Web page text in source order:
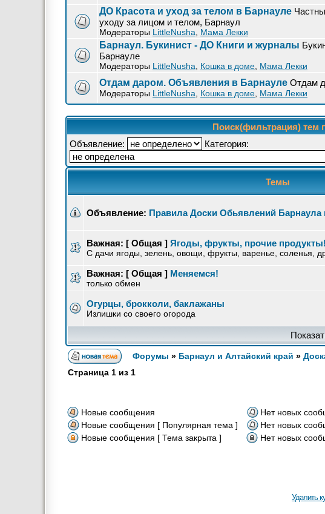
ДО Красота и уход за телом в Барнауле
уходу за лицом и телом, Барнаул
Модераторы LittleNusha Мама Лекки
Барнаул. Букинист - ДО Книги и журналы
Барнауле
Модераторы LittleNusha Кошка в доме Мама Лекки
Отдам даром. Объявления в Барнауле Отдам
Модераторы LittleNusha Кошка в доме Мама Лекки
Поиск(фильтрация) тем
Объявление:
Категория:
Темы
Объявление: Правила Доски Обьявлений
Важная: [ Общая ] Ягоды, фрукты, прочие
С дачи ягоды, зелень, овощи, фрукты, варенье, соленья,
Важная: [ Общая ] Меняемся!
только обмен
Огурцы, брокколи, баклажаны
Излишки со своего огорода
Форумы » Барнаул и Алтайский край »
Страница 1 из 1
Новые сообщения
Нет новых
Новые сообщения [ Популярная тема ]
Нет новых
Новые сообщения [ Тема закрыта ]
Нет новых
Удалить